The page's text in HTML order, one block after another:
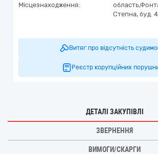
Місцезнаходження:
область,
Степна, буд. 4
Витяг про відсутність
Реєстр корупційних
ДЕТАЛІ ЗАКУПІВЛІ
ЗВЕРНЕННЯ
ВИМОГИ/СКАРГИ